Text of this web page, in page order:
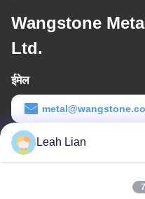
Wangstone
Ltd.
ईमेल
काम का समय
8:30-6:00
Leah Lian